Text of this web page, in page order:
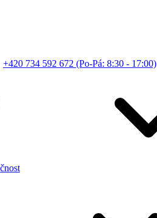
+420 734 592 672 (Po-Pá: 8:30 - 17:00)